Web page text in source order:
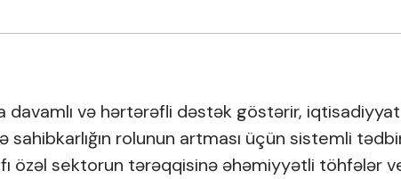
davamlı və hərtərəfli dəstək göstərir,
sahibkarlığın rolunun artması üçün sistemli
özəl sektorun tərəqqisinə əhəmiyyətli töhfələr